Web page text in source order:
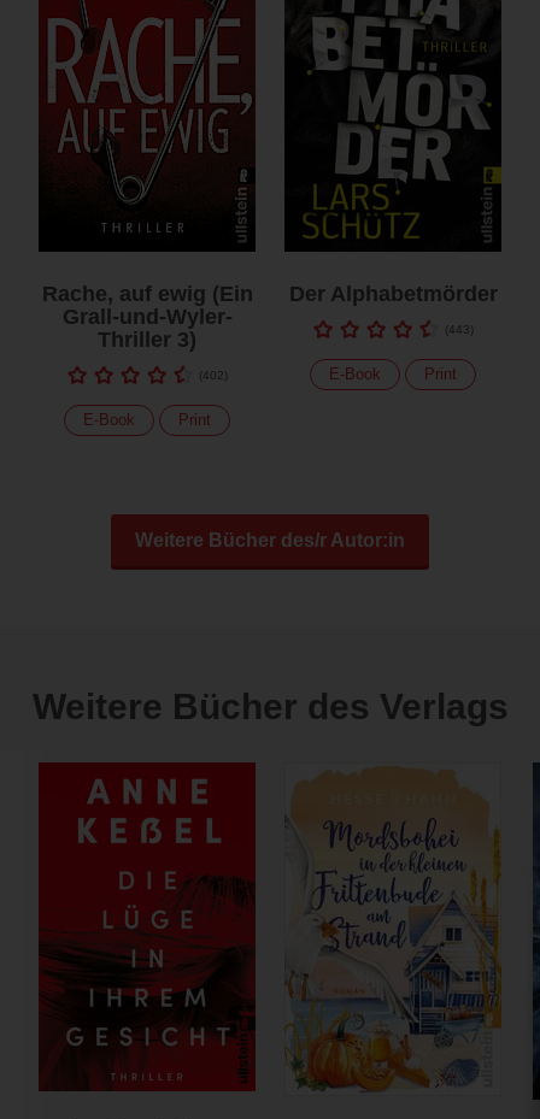
Rache, auf ewig (Ein
Grall-und-Wyler-
Thriller 3)
(402)
E-Book Print
Der Alphabetmörder
(443)
E-Book Print
Weitere Bücher des/r Autor:in
Weitere Bücher des Verlags